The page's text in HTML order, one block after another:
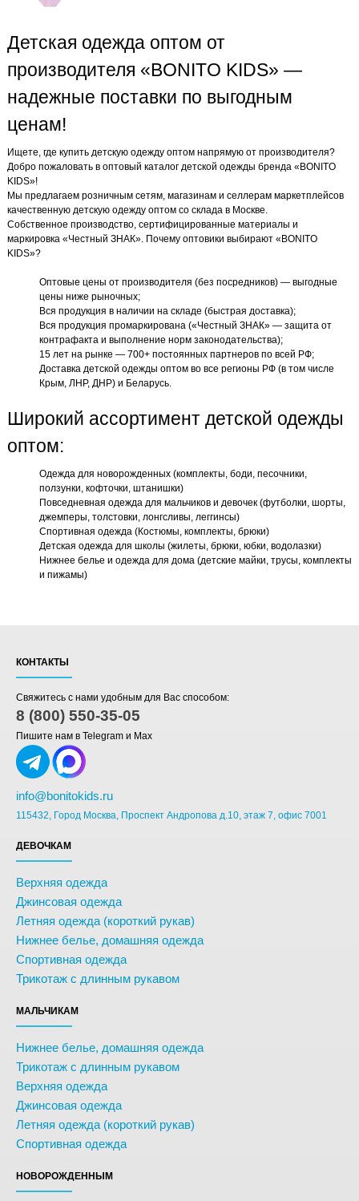
Детская одежда оптом от
производителя «BONITO KIDS» —
надежные поставки по выгодным
ценам!
Ищете, где купить детскую одежду оптом напрямую от производителя?
Добро пожаловать в оптовый каталог детской одежды бренда «BONITO
KIDS»!
Мы предлагаем розничным сетям, магазинам и селлерам маркетплейсов
качественную детскую одежду оптом со склада в Москве.
Собственное производство, сертифицированные материалы и
маркировка «Честный ЗНАК». Почему оптовики выбирают «BONITO
KIDS»?
Оптовые цены от производителя (без посредников) — выгодные
цены ниже рыночных;
Вся продукция в наличии на складе (быстрая доставка);
Вся продукция промаркирована («Честный ЗНАК» — защита от
контрафакта и выполнение норм законодательства);
15 лет на рынке — 700+ постоянных партнеров по всей РФ;
Доставка детской одежды оптом во все регионы РФ (в том числе
Крым, ЛНР, ДНР) и Беларусь.
Широкий ассортимент детской одежды
оптом:
Одежда для новорожденных (комплекты, боди, песочники,
ползунки, кофточки, штанишки)
Повседневная одежда для мальчиков и девочек (футболки, шорты,
джемперы, толстовки, лонгсливы, леггинсы)
Спортивная одежда (Костюмы, комплекты, брюки)
Детская одежда для школы (жилеты, брюки, юбки, водолазки)
Нижнее белье и одежда для дома (детские майки, трусы, комплекты
и пижамы)
КОНТАКТЫ
Свяжитесь с нами удобным для Вас способом:
8 (800) 550-35-05
Пишите нам в Telegram и Max
info@bonitokids.ru
115432, Город Москва, Проспект Андропова д.10, этаж 7, офис 7001
ДЕВОЧКАМ
Верхняя одежда
Джинсовая одежда
Летняя одежда (короткий рукав)
Нижнее белье, домашняя одежда
Спортивная одежда
Трикотаж с длинным рукавом
МАЛЬЧИКАМ
Нижнее белье, домашняя одежда
Трикотаж с длинным рукавом
Верхняя одежда
Джинсовая одежда
Летняя одежда (короткий рукав)
Спортивная одежда
НОВОРОЖДЕННЫМ